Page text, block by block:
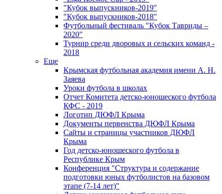
"Кубок выпускников-2019"
"Кубок выпускников-2018"
Футбольный фестиваль "Кубок Тавриды –
2020"
Турнир среди дворовых и сельских команд -
2018
Еще
Крымская футбольная академия имени А. Н.
Заяева
Уроки футбола в школах
Отчет Комитета детско-юношеского футбола
КФС - 2019
Логотип ДЮФЛ Крыма
Документы первенства ДЮФЛ Крыма
Сайты и страницы участников ДЮФЛ
Крыма
Год детско-юношеского футбола в
Республике Крым
Конференция "Структура и содержание
подготовки юных футболистов на базовом
этапе (7-14 лет)"